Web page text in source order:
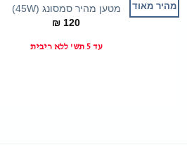
מהיר מאוד
מטען מהיר סמסונג (45W)
₪ 120
עד 5 תש' ללא ריבית